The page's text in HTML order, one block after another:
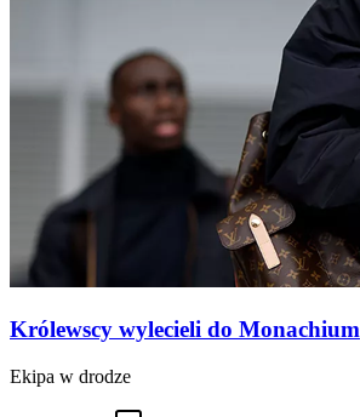
Królewscy wylecieli do Monachium
Ekipa w drodze